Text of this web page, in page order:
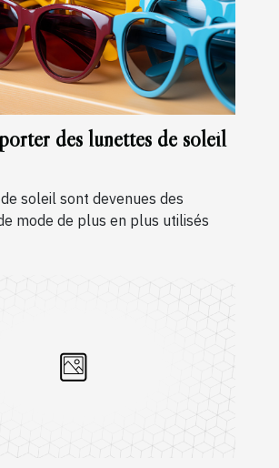
des lunettes de soleil
soleil sont devenues des
mode de plus en plus utilisés